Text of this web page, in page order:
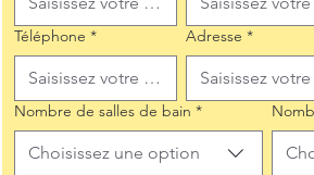
Téléphone * Adresse *
Nombre de salles de bain *
Choisissez une option